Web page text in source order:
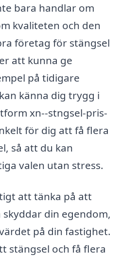
bara handlar om
kvaliteten och den
företag för stängsel
att kunna ge
på tidigare
känna dig trygg i
xn--stngsel-pris-
för dig att få flera
så att du kan
valen utan stress.
att tänka på att
din egendom,
på din fastighet.
stängsel och få flera